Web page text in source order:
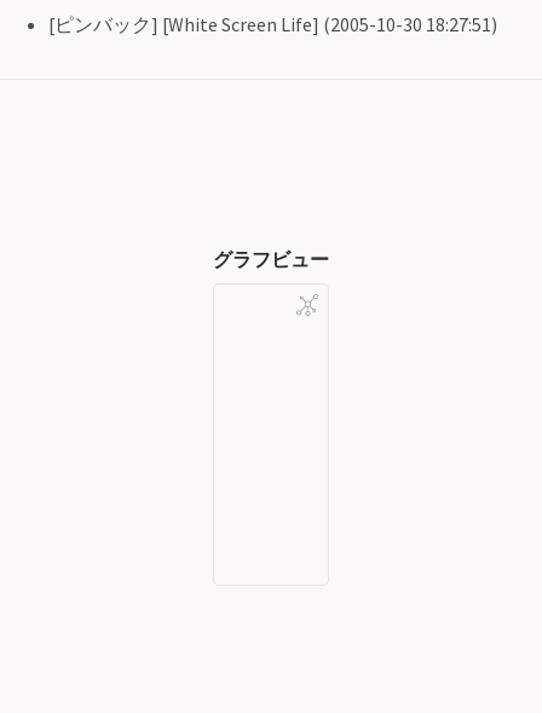
[ピンバック] [White Screen Life] (2005-10-30 18:27:51)
グラフビュー